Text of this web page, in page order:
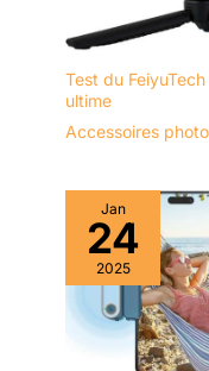
Test du
ultime
Accessoires photo
Jan
24
2025